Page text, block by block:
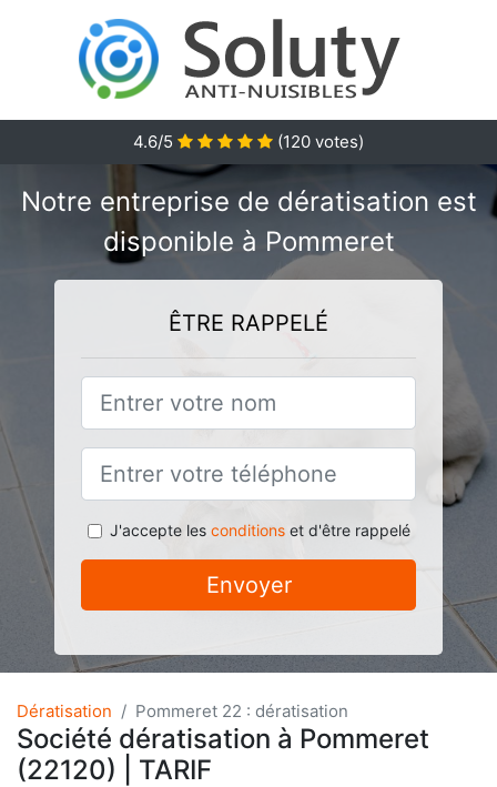
4.6/5 (120 votes)
Notre entreprise de dératisation est
disponible à Pommeret
ÊTRE RAPPELÉ
J'accepte les conditionset d'être rappelé
Envoyer
Dératisation Pommeret 22 : dératisation
Société dératisation à Pommeret
(22120) | TARIF